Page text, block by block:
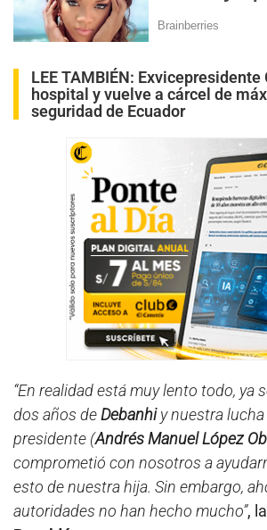
LEE TAMBIÉN: Exvicepresidente
hospital y vuelve a cárcel de
seguridad de Ecuador
“En realidad está muy lento todo, ya
dos años deDebanhiy nuestra
presidente (Andrés Manuel López
comprometió con nosotros a
esto de nuestra hija. Sin embargo,
autoridades no han hecho mucho”,